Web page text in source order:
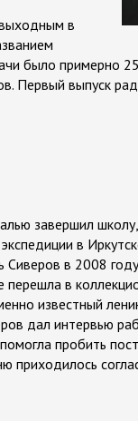
в
было примерно
Первый выпуск
завершил
в
в 2008
в
известный
дал интервью
пробить